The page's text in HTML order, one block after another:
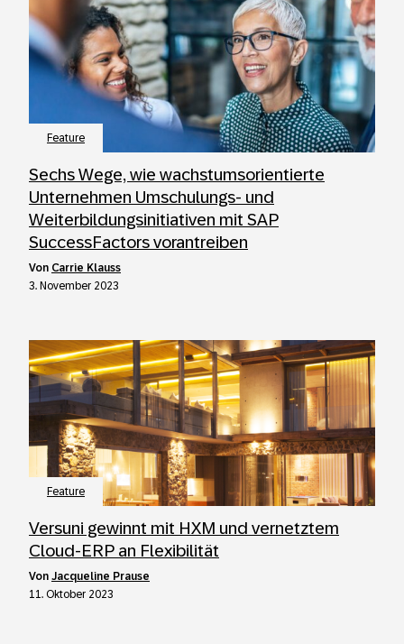
Feature
Sechs Wege, wie wachstumsorientierte
Unternehmen Umschulungs- und
Weiterbildungsinitiativen mit SAP
SuccessFactors vorantreiben
von Carrie Klauss
3. November 2023
Feature
Versuni gewinnt mit HXM und vernetztem
Cloud-ERP an Flexibilität
von Jacqueline Prause
11. Oktober 2023